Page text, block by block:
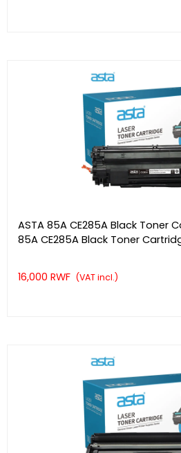
ASTA 85A CE285A Black Toner
85A CE285A Black Toner
16,000 RWF (VAT incl.)